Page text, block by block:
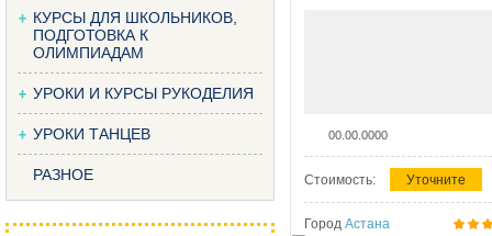
КУРСЫ ДЛЯ ШКОЛЬНИКОВ,
ПОДГОТОВКА К
ОЛИМПИАДАМ
УРОКИ И КУРСЫ РУКОДЕЛИЯ
УРОКИ ТАНЦЕВ
РАЗНОЕ
00.00.0000
Стоимость: Уточните
Город Астана